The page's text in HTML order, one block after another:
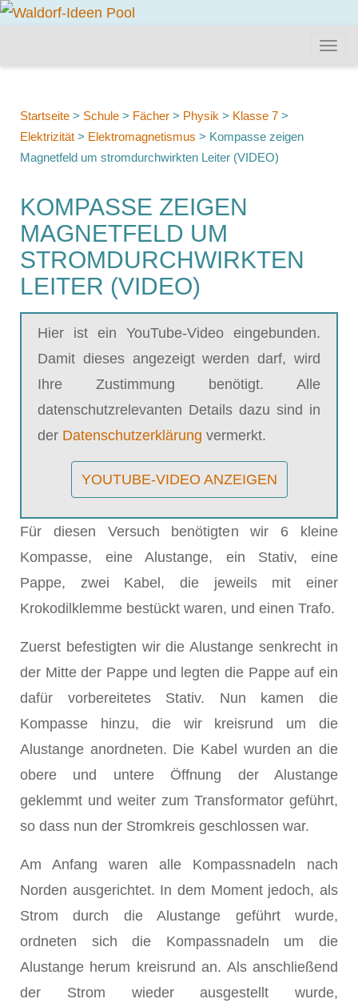
Startseite > Schule > Fächer > Physik > Klasse 7 >
Elektrizität > Elektromagnetismus > Kompasse zeigen
Magnetfeld um stromdurchwirkten Leiter (VIDEO)
KOMPASSE ZEIGEN
MAGNETFELD UM
STROMDURCHWIRKTEN
LEITER (VIDEO)
Hier ist ein YouTube-Video eingebunden.
Damit dieses angezeigt werden darf, wird
Ihre Zustimmung benötigt. Alle
datenschutzrelevanten Details dazu sind in
der Datenschutzerklärung vermerkt.
YOUTUBE-VIDEO ANZEIGEN
Für diesen Versuch benötigten wir 6 kleine
Kompasse, eine Alustange, ein Stativ, eine
Pappe, zwei Kabel, die jeweils mit einer
Krokodilklemme bestückt waren, und einen Trafo.
Zuerst befestigten wir die Alustange senkrecht in
der Mitte der Pappe und legten die Pappe auf ein
dafür vorbereitetes Stativ. Nun kamen die
Kompasse hinzu, die wir kreisrund um die
Alustange anordneten. Die Kabel wurden an die
obere und untere Öffnung der Alustange
geklemmt und weiter zum Transformator geführt,
so dass nun der Stromkreis geschlossen war.
Am Anfang waren alle Kompassnadeln nach
Norden ausgerichtet. In dem Moment jedoch, als
Strom durch die Alustange geführt wurde,
ordneten sich die Kompassnadeln um die
Alustange herum kreisrund an. Als anschließend
der Strom wieder ausgestellt wurde,